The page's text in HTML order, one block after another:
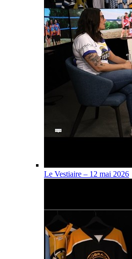
Le Vestiaire – 12 mai 2026